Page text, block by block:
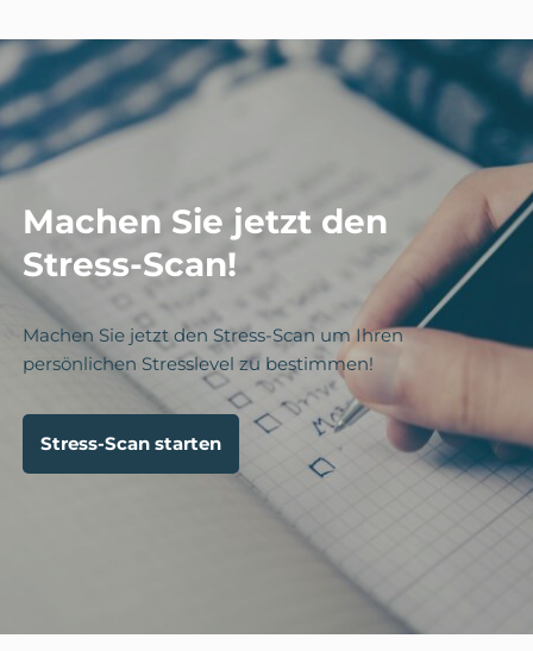
Machen Sie jetzt den
Stress-Scan!
Machen Sie jetzt den Stress-Scan um Ihren
persönlichen Stresslevel zu bestimmen!
Stress-Scan starten